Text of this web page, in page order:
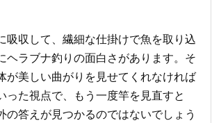
吸収して、繊細な仕掛けで魚を取り込
ヘラブナ釣りの面白さがあります。そ
が美しい曲がりを見せてくれなければ
った視点で、もう一度竿を見直すと
の答えが見つかるのではないでしょう